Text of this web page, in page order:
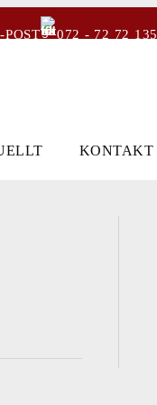
POST 072 - 72 72 135
KONTAKT